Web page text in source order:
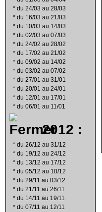
* du 24/03 au 28/03
* du 16/03 au 21/03
* du 10/03 au 14/03
* du 02/03 au 07/03
* du 24/02 au 28/02
* du 17/02 au 21/02
* du 09/02 au 14/02
* du 03/02 au 07/02
* du 27/01 au 31/01
* du 20/01 au 24/01
* du 12/01 au 17/01
* du 06/01 au 11/01
2012 :
* du 26/12 au 31/12
* du 19/12 au 24/12
* du 13/12 au 17/12
* du 05/12 au 10/12
* du 29/11 au 03/12
* du 21/11 au 26/11
* du 14/11 au 19/11
* du 07/11 au 12/11